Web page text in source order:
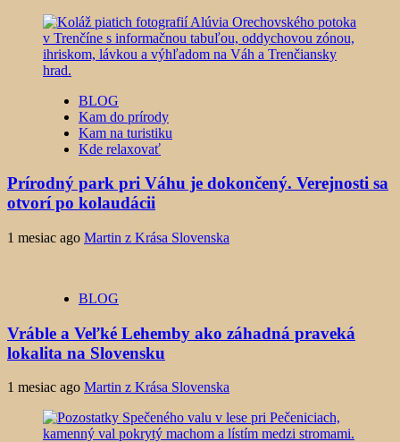
BLOG
Kam do prírody
Kam na turistiku
Kde relaxovať
Prírodný park pri Váhu je dokončený. Verejnosti sa
otvorí po kolaudácii
1 mesiac ago Martin z Krása Slovenska
BLOG
Vráble a Veľké Lehemby ako záhadná praveká
lokalita na Slovensku
1 mesiac ago Martin z Krása Slovenska